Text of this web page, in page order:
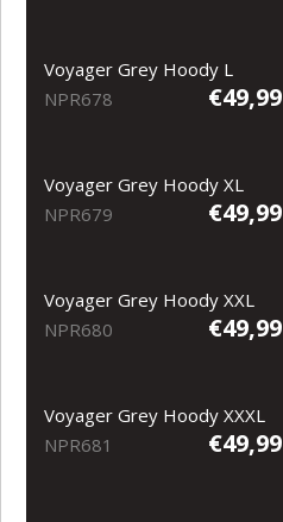
Voyager Grey Hoody L
NPR678
€49,99
Voyager Grey Hoody XL
NPR679
€49,99
Voyager Grey Hoody XXL
NPR680
€49,99
Voyager Grey Hoody XXXL
NPR681
€49,99